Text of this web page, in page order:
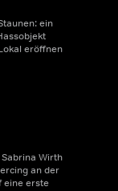
ein
eröffnen
Wirth
an der
eine erste